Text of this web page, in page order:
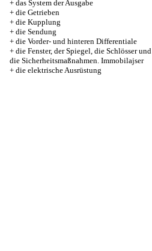
+ das System der Ausgabe
+ die Getrieben
+ die Kupplung
+ die Sendung
+ die Vorder- und hinteren Differentiale
+ die Fenster, der Spiegel, die Schlösser und
die Sicherheitsmaßnahmen. Immobilajser
+ die elektrische Ausrüstung